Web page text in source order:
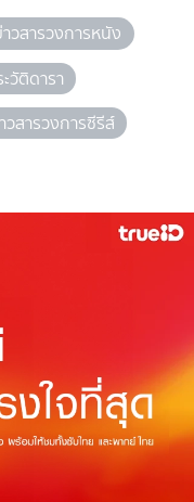
วสารวงการหนัง
วัติดารา
วสารวงการซีรีส์